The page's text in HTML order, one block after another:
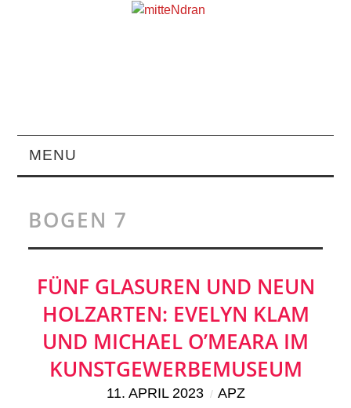
MENU
ÜBER UNS
RUBRIKEN
KIEK MA! /
MEINUNG
BOGEN 7
FÜNF GLASUREN UND NEUN
HOLZARTEN: EVELYN KLAM
UND MICHAEL O’MEARA IM
KUNSTGEWERBEMUSEUM
11. APRIL 2023 APZ